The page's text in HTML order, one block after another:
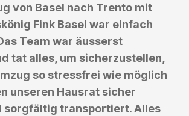
von Basel nach Trento mit
Fink Basel war einfach
Team war äusserst
tat alles, um sicherzustellen,
so stressfrei wie möglich
unseren Hausrat sicher
sorgfältig transportiert. Alles